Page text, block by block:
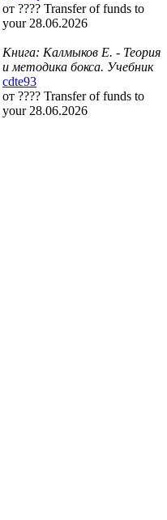
от ???? Transfer of funds to
your 28.06.2026
Книга: Калмыков Е. - Теория
и методика бокса. Учебник
cdte93
от ???? Transfer of funds to
your 28.06.2026